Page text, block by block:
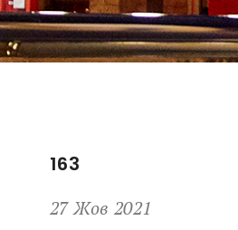
163
27 Жов 2021